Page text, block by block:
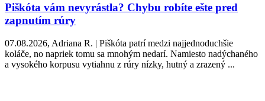
Piškóta vám nevyrástla? Chybu robíte ešte pred
zapnutím rúry
07.08.2026, Adriana R. | Piškóta patrí medzi najjednoduchšie
koláče, no napriek tomu sa mnohým nedarí. Namiesto nadýchaného
a vysokého korpusu vytiahnu z rúry nízky, hutný a zrazený ...